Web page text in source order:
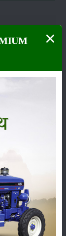
अन्य